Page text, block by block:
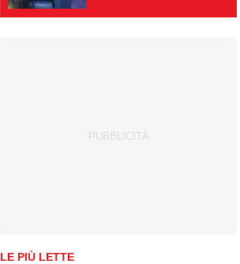
LE PIÙ LETTE